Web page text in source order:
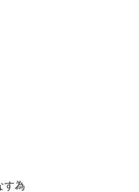
す為